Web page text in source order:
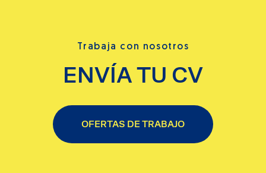
Trabaja con nosotros
ENVÍA TU CV
OFERTAS DE TRABAJO